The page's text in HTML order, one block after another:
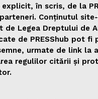
în scris, de la
Conținutul
de Legea Dreptului de
de PRESShub pot fi
urmate de link la
regulilor citării și